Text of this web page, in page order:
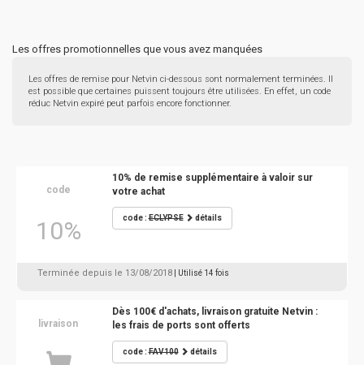
Les offres promotionnelles que vous avez manquées
Les offres de remise pour Netvin ci-dessous sont normalement terminées. Il
est possible que certaines puissent toujours être utilisées. En effet, un code
réduc Netvin expiré peut parfois encore fonctionner.
code
10%
10% de remise supplémentaire à valoir sur
votre achat
code :ECLYPSE détails
Terminée depuis le 13/08/2018 | Utilisé 14 fois
livraison
Dès 100€ d'achats, livraison gratuite Netvin :
les frais de ports sont offerts
code :FAV100 détails